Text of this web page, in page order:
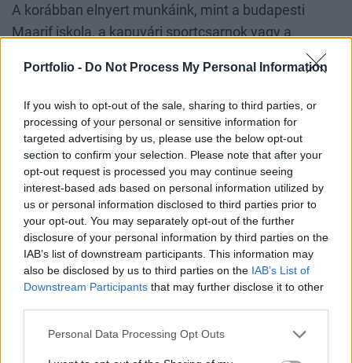
Portfolio - Do Not Process My Personal Information
If you wish to opt-out of the sale, sharing to third parties, or
processing of your personal or sensitive information for
targeted advertising by us, please use the below opt-out
section to confirm your selection. Please note that after your
opt-out request is processed you may continue seeing
interest-based ads based on personal information utilized by
us or personal information disclosed to third parties prior to
your opt-out. You may separately opt-out of the further
disclosure of your personal information by third parties on the
IAB’s list of downstream participants. This information may
also be disclosed by us to third parties on the IAB’s List of
Downstream Participants that may further disclose it to other
Personal Data Processing Opt Outs
A korábban elnyert munkáink, mint a budapesti
Maarif iskola, a kapuvári sportcsarnok vagy a
dunaújvárosi múzeum mellett vannak éppen záruló
projektjeink, mint például a Metrodom River, ahova
acélszerkezeteket gyártunk. Közben nyertünk újabb
munkákat is, mely vállalások részben vagy
egészben acélszerkezet-gyártási feladatokat
tartalmaznak. Ezek nagyságrendje több száz tonna,
amely már megalapozza egy saját gyártóüzem
létrehozását. Ezt hatékonyan támogatja az
acélkereskedelmi tevékenységünk is. A
szerkezetgyártás volt például az a terület, amit pont
a diverzifikáció érdekében fejlesztettünk, és úgy
látszik, hogy jól döntöttünk, mert tudunk sikereket